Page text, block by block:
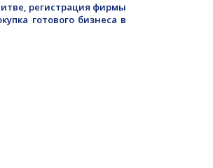
регистрация фирмы
готового бизнеса в